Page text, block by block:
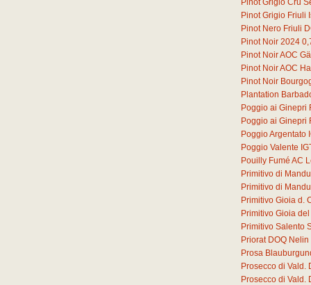
Pinot Grigio Cru
Pinot Grigio Friuli
Pinot Nero Friuli
Pinot Noir 2024
Pinot Noir AOC
Pinot Noir AOC
Pinot Noir
Plantation
Poggio ai Ginepri
Poggio ai Ginepri
Poggio Argentato
Poggio Valente
Pouilly Fumé AC
Primitivo di
Primitivo di
Primitivo Gioia d.
Primitivo Gioia
Primitivo Salento
Priorat DOQ
Prosa
Prosecco di Vald.
Prosecco di Vald.